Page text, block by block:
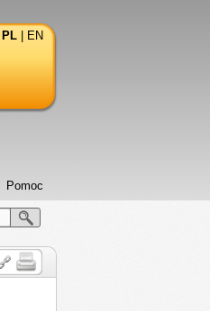
PL EN
Pomoc